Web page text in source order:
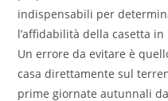
indispensabili per
l’affidabilità della casetta in
Un errore da evitare è
casa direttamente sul
prime giornate autunnali